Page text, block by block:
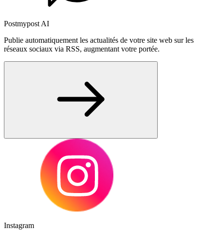
Postmypost AI
Publie automatiquement les actualités de votre site web sur les
réseaux sociaux via RSS, augmentant votre portée.
Instagram